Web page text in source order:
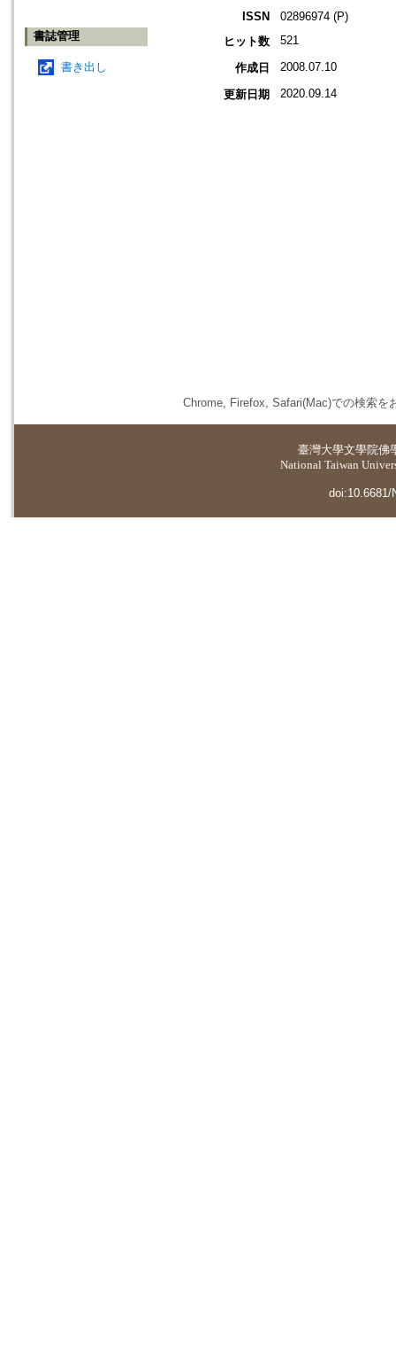
書誌管理
書き出し
ISSN
02896974 (P)
ヒット数
521
作成日 2008.07.10
更新日期 2020.09.14
Chrome, Firefox, Safari(Mac)での検索を
臺灣大學文學院佛
National Taiwan
doi:10.6681/